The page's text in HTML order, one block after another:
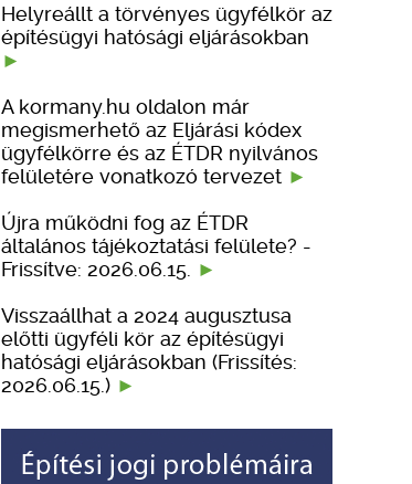
Helyreállt a törvényes ügyfélkör az
építésügyi hatósági eljárásokban
A kormany.hu oldalon már
megismerhető az Eljárási kódex
ügyfélkörre és az ÉTDR nyilvános
felületére vonatkozó tervezet
Újra működni fog az ÉTDR
általános tájékoztatási felülete? -
Frissítve: 2026.06.15.
Visszaállhat a 2024 augusztusa
előtti ügyféli kör az építésügyi
hatósági eljárásokban (Frissítés:
2026.06.15.)